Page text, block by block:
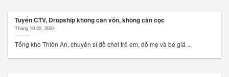
Tuyển CTV, Dropship không cần vốn, không cần cọc
Tháng 10 22, 2024
Tổng kho Thiên An, chuyên sỉ đồ chơi trẻ em, đồ mẹ và bé giá ...